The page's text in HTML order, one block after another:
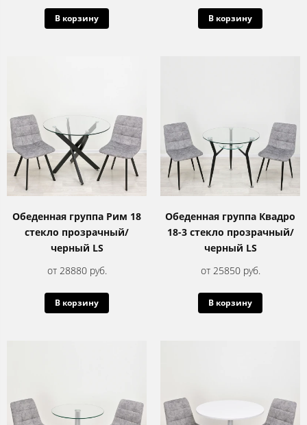
В корзину В корзину
Обеденная группа Рим 18
стекло прозрачный/
черный LS
от 28880 руб.
В корзину
Обеденная группа Квадро
18-3 стекло прозрачный/
черный LS
от 25850 руб.
В корзину